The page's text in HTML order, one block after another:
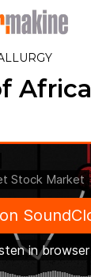
Africa